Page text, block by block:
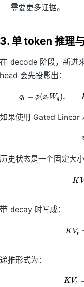
需要更多证据。
3. 单 token 推理
在 decode 阶段，新进
head 会先投影出：
qt = ϕ(xt Wq ),
如果使用 Gated Linear
历史状态是一个固定大小
K V
带 decay 时写成：
K Vt
递推形式为：
K Vt